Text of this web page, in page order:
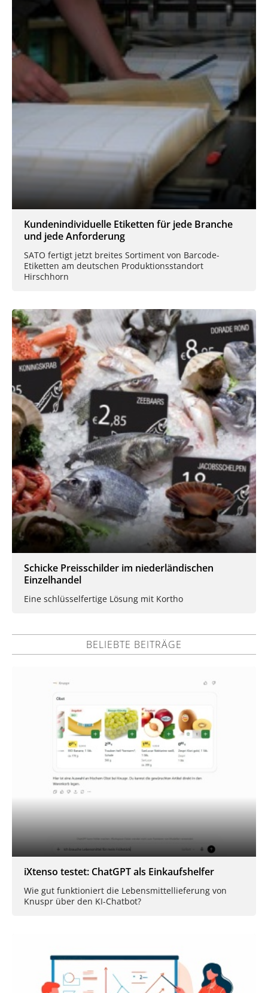
Kundenindividuelle Etiketten für jede Branche
und jede Anforderung
SATO fertigt jetzt breites Sortiment von Barcode-
Etiketten am deutschen Produktionsstandort
Hirschhorn
Schicke Preisschilder im niederländischen
Einzelhandel
Eine schlüsselfertige Lösung mit Kortho
BELIEBTE BEITRÄGE
iXtenso testet: ChatGPT als Einkaufshelfer
Wie gut funktioniert die Lebensmittellieferung von
Knuspr über den KI-Chatbot?